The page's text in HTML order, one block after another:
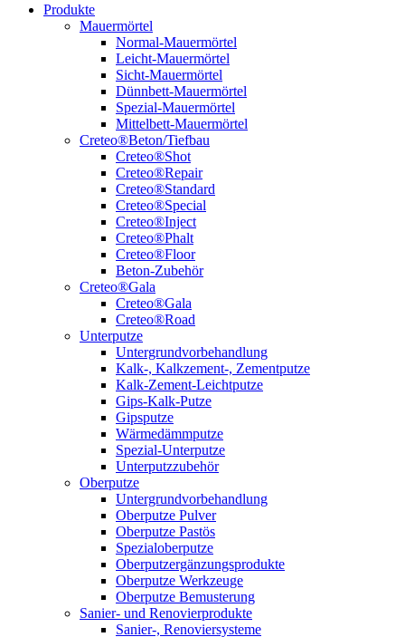
Produkte
Mauermörtel
Normal-Mauermörtel
Leicht-Mauermörtel
Sicht-Mauermörtel
Dünnbett-Mauermörtel
Spezial-Mauermörtel
Mittelbett-Mauermörtel
Creteo®Beton/Tiefbau
Creteo®Shot
Creteo®Repair
Creteo®Standard
Creteo®Special
Creteo®Inject
Creteo®Phalt
Creteo®Floor
Beton-Zubehör
Creteo®Gala
Creteo®Gala
Creteo®Road
Unterputze
Untergrundvorbehandlung
Kalk-, Kalkzement-, Zementputze
Kalk-Zement-Leichtputze
Gips-Kalk-Putze
Gipsputze
Wärmedämmputze
Spezial-Unterputze
Unterputzzubehör
Oberputze
Untergrundvorbehandlung
Oberputze Pulver
Oberputze Pastös
Spezialoberputze
Oberputzergänzungsprodukte
Oberputze Werkzeuge
Oberputze Bemusterung
Sanier- und Renovierprodukte
Sanier-, Renoviersysteme